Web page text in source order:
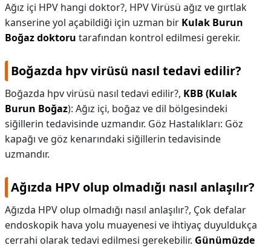
Ağız içi HPV hangi doktor?, HPV Virüsü ağız ve gırtlak
kanserine yol açabildiği için uzman bir Kulak Burun
Boğaz doktoru tarafından kontrol edilmesi gerekir.
Boğazda hpv virüsü nasıl tedavi edilir?
Boğazda hpv virüsü nasıl tedavi edilir?, KBB (Kulak
Burun Boğaz): Ağız içi, boğaz ve dil bölgesindeki
siğillerin tedavisinde uzmandır. Göz Hastalıkları: Göz
kapağı ve göz kenarındaki siğillerin tedavisinde
uzmandır.
Ağızda HPV olup olmadığı nasıl anlaşılır?
Ağızda HPV olup olmadığı nasıl anlaşılır?, Çok defalar
endoskopik hava yolu muayenesi ve ihtiyaç duyuldukça
cerrahi olarak tedavi edilmesi gerekebilir. Günümüzde